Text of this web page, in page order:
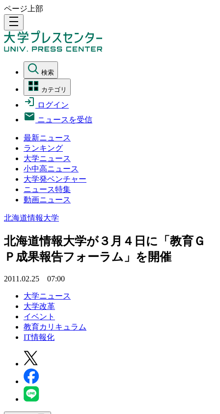
ページ上部
density_medium
検索
カテゴリ
ログイン
ニュースを受信
最新ニュース
ランキング
大学ニュース
小中高ニュース
大学発ベンチャー
ニュース特集
動画ニュース
北海道情報大学
北海道情報大学が３月４日に「教育Ｇ
Ｐ成果報告フォーラム」を開催
2011.02.25 07:00
大学ニュース
大学改革
イベント
教育カリキュラム
IT情報化